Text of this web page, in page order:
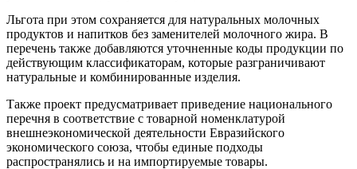
Льгота при этом сохраняется для натуральных молочных
продуктов и напитков без заменителей молочного жира. В
перечень также добавляются уточненные коды продукции по
действующим классификаторам, которые разграничивают
натуральные и комбинированные изделия.
Также проект предусматривает приведение национального
перечня в соответствие с товарной номенклатурой
внешнеэкономической деятельности Евразийского
экономического союза, чтобы единые подходы
распространялись и на импортируемые товары.